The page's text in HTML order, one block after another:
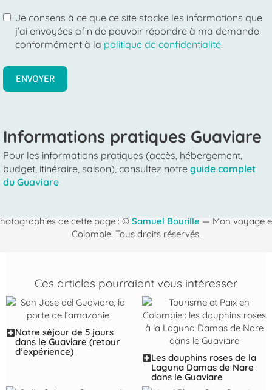
Je consens à ce que ce site stocke les informations que
j’ai envoyées afin de pouvoir répondre à ma demande
conformément à la politique de confidentialité.
ENVOYER
Informations pratiques Guaviare
Pour les informations pratiques (accès, hébergement,
budget, itinéraire, saison), consultez notre guide complet
du Guaviare
de cette page : © Samuel Bourille — Mon voyage
Colombie. Tous droits réservés.
Ces articles pourraient vous intéresser
Notre séjour de 5 jours
dans le Guaviare (retour
d’expérience)
Les dauphins roses de la
Laguna Damas de Nare
dans le Guaviare